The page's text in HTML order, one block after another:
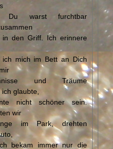
Du warst furchtbar
in den Griff. Ich erinnere
ich mich im Bett an Dich
und Träume
glaubte,
nicht schöner sein.
wir
im Park, drehten
bekam immer nur die